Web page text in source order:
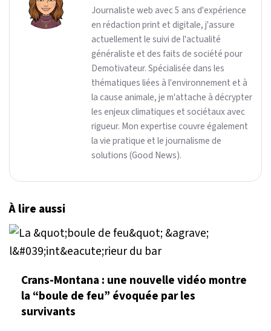
Journaliste web avec 5 ans d'expérience
en rédaction print et digitale, j'assure
actuellement le suivi de l'actualité
généraliste et des faits de société pour
Demotivateur. Spécialisée dans les
thématiques liées à l'environnement et à
la cause animale, je m'attache à décrypter
les enjeux climatiques et sociétaux avec
rigueur. Mon expertise couvre également
la vie pratique et le journalisme de
solutions (Good News).
À lire aussi
Crans-Montana : une nouvelle vidéo montre
la “boule de feu” évoquée par les
survivants